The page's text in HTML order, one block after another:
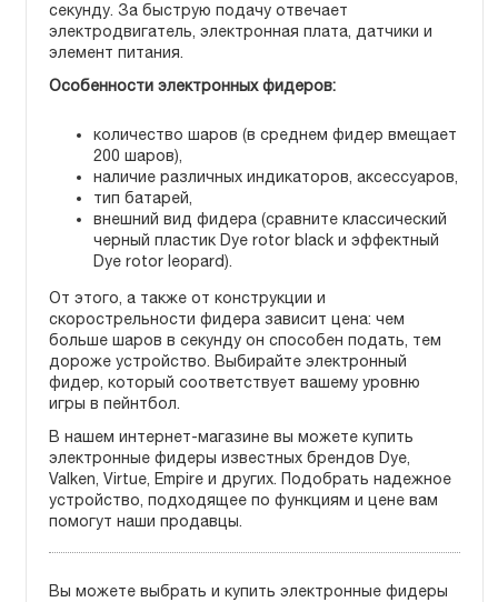
секунду. За быструю подачу отвечает
электродвигатель, электронная плата, датчики и
элемент питания.
Особенности электронных фидеров:
количество шаров (в среднем фидер вмещает
200 шаров),
наличие различных индикаторов, аксессуаров,
тип батарей,
внешний вид фидера (сравните классический
черный пластик Dye rotor black и эффектный
Dye rotor leopard).
От этого, а также от конструкции и
скорострельности фидера зависит цена: чем
больше шаров в секунду он способен подать, тем
дороже устройство. Выбирайте электронный
фидер, который соответствует вашему уровню
игры в пейнтбол.
В нашем интернет-магазине вы можете купить
электронные фидеры известных брендов Dye,
Valken, Virtue, Empire и других. Подобрать надежное
устройство, подходящее по функциям и цене вам
помогут наши продавцы.
Вы можете выбрать и купить электронные фидеры